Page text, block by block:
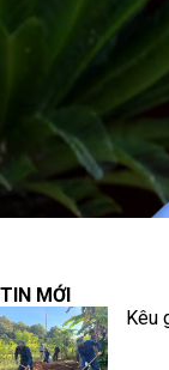
TIN MỚI
Kêu